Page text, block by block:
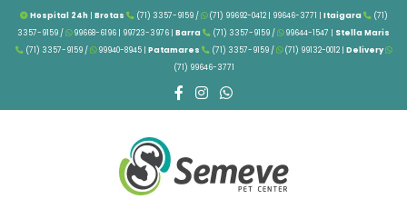
Hospital 24h| Brotas (71) 3357-9159 / (71) 99692-0412 | 99646-3771 | Itaigara
(71)
3357-9159 /
99668-6196 | 99723-3976 | Barra (71) 3357-9159 / 99644-1547 | Stella Maris
(71) 3357-9159 /
99940-8945 | Patamares (71) 3357-9159 / (71) 99132-0012 | Delivery
(71) 99646-3771